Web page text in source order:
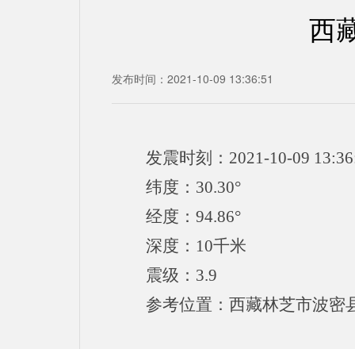
西
发布时间：2021-10-09 13:36:51
发震时刻：2021-10-09
纬度：30.30°
经度：94.86°
深度：10千米
震级：3.9
参考位置：西藏林芝市波密